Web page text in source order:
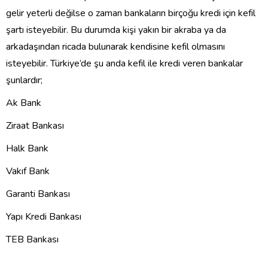
gelir yeterli değilse o zaman bankaların birçoğu kredi için kefil
şartı isteyebilir. Bu durumda kişi yakın bir akraba ya da
arkadaşından ricada bulunarak kendisine kefil olmasını
isteyebilir. Türkiye’de şu anda kefil ile kredi veren bankalar
şunlardır;
Ak Bank
Ziraat Bankası
Halk Bank
Vakıf Bank
Garanti Bankası
Yapı Kredi Bankası
TEB Bankası